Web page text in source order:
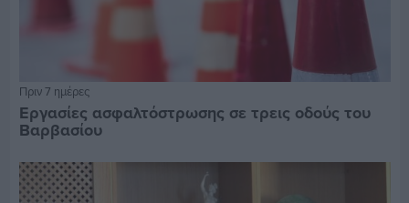
Πριν 7 ημέρες
Εργασίες ασφαλτόστρωσης σε τρεις οδούς του
Βαρβασίου